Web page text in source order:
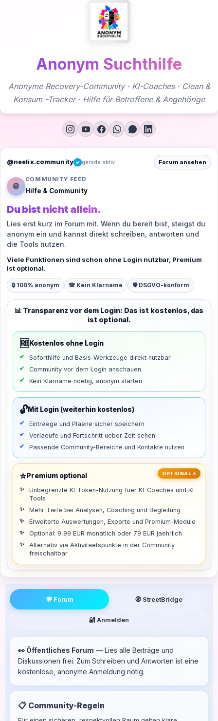
Anonym Suchthilfe
Anonyme Recovery-Community · KI-Coaches · Clean &
Konsum -Tracker · Hilfe für Betroffene & Angehörige
@neelix.community ✓ gerade aktiv Forum ansehen
🌐
COMMUNITY FEED
Hilfe & Community
Du bist nicht allein.
Lies erst kurz im Forum mit. Wenn du bereit bist, steigst du
anonym ein und kannst direkt schreiben, antworten und
die Tools nutzen.
Viele Funktionen sind schon ohne Login nutzbar, Premium
ist optional.
🔒 100% anonym 🙈 Kein Klarname 🛡️ DSGVO-konform
📊 Transparenz vor dem Login: Das ist kostenlos, das
ist optional.
🆓 Kostenlos ohne Login
Soforthilfe und Basis-Werkzeuge direkt nutzbar
Community vor dem Login anschauen
Kein Klarname noetig, anonym starten
🔓Mit Login (weiterhin kostenlos)
Eintraege und Plaene sicher speichern
Verlaeufe und Fortschritt ueber Zeit sehen
Passende Community-Bereiche und Kontakte nutzen
OPTIONAL ⭐
⭐Premium optional
Unbegrenzte KI-Token-Nutzung fuer KI-Coaches und KI-
Tools
Mehr Tiefe bei Analysen, Coaching und Begleitung
Erweiterte Auswertungen, Exporte und Premium-Module
Optional: 9,99 EUR monatlich oder 79 EUR jaehrlich
Alternativ via Aktivitaetspunkte in der Community
freischaltbar
💬 Forum 🧭 StreetBridge
🔐 Anmelden
👀 Öffentliches Forum — Lies alle Beiträge und
Diskussionen frei. Zum Schreiben und Antworten ist eine
kostenlose, anonyme Anmeldung nötig.
📋 Community-Regeln